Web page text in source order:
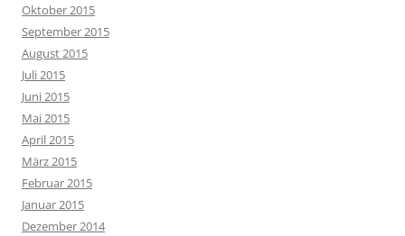
Oktober 2015
September 2015
August 2015
Juli 2015
Juni 2015
Mai 2015
April 2015
März 2015
Februar 2015
Januar 2015
Dezember 2014